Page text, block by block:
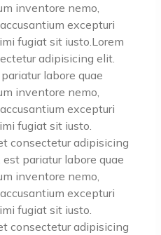
inventore nemo,
excepturi
fugiat sit iusto.Lorem
adipisicing elit.
labore quae
inventore nemo,
excepturi
fugiat sit iusto.
consectetur adipisicing
pariatur labore quae
inventore nemo,
excepturi
fugiat sit iusto.
consectetur adipisicing